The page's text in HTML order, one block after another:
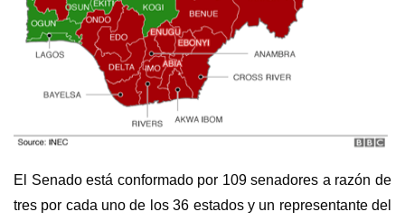
El Senado está conformado por 109 senadores a razón de
tres por cada uno de los 36 estados y un representante del